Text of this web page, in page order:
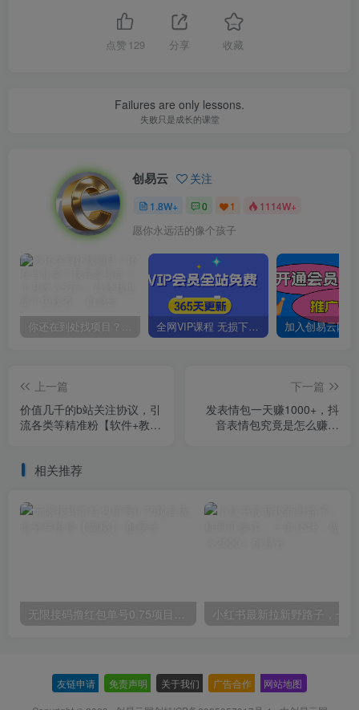
点赞 129 分享 收藏
Failures are only lessons.
失败只是成长的课堂
创易云 关注
1.8W+ 0 1 1114W+
愿你永远活的像个孩子
你还在到处找项目？还在当韭菜？我靠卖项目一个月收入5万+，曾经我也是个失败者。 全网VIP课程 无损下载~
上一篇
价值几千的b站关注协议，引
流各类等精准粉【软件+教
下一篇
发表情包一天赚1000+，抖
音表情包究竟是怎么赚钱
相关推荐
无限接码撸红包单号0.75项目无偿分享给你【揭秘】
友链申请 免责声明 关于我们 广告合作 网站地图